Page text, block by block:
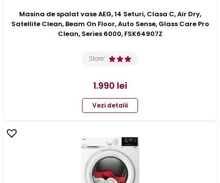
Masina de spalat vase AEG, 14 Seturi, Clasa C, Air Dry,
Satellite Clean, Beam On Floor, Auto Sense, Glass Care Pro
Clean, Series 6000, FSK64907Z
Stare:
1.990 lei
Vezi detalii